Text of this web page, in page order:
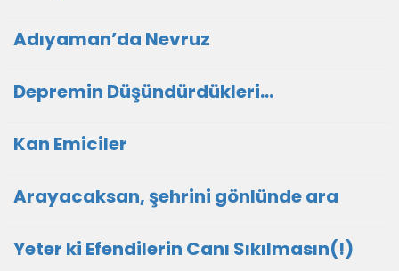
Adıyaman’da Nevruz
Depremin Düşündürdükleri…
Kan Emiciler
Arayacaksan, şehrini gönlünde ara
Yeter ki Efendilerin Canı Sıkılmasın(!)